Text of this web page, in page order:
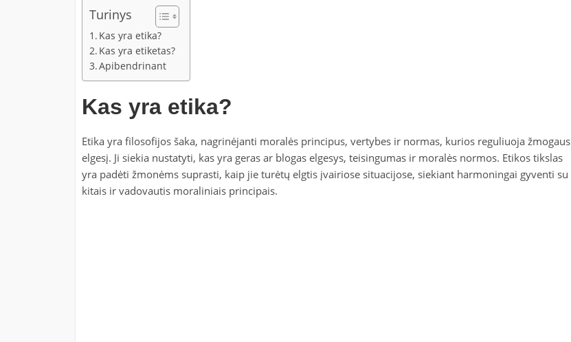
Turinys
Kas yra etika?
Kas yra etiketas?
Apibendrinant
Kas yra etika?
Etika yra filosofijos šaka, nagrinėjanti moralės principus, vertybes ir normas, kurios reguliuoja žmogaus
elgesį. Ji siekia nustatyti, kas yra geras ar blogas elgesys, teisingumas ir moralės normos. Etikos tikslas
yra padėti žmonėms suprasti, kaip jie turėtų elgtis įvairiose situacijose, siekiant harmoningai gyventi su
kitais ir vadovautis moraliniais principais.